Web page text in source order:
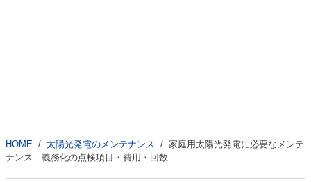
HOME 太陽光発電のメンテナンス
家庭用太陽光発電に必要なメンテ
ナンス｜義務化の点検項目・費用・回数